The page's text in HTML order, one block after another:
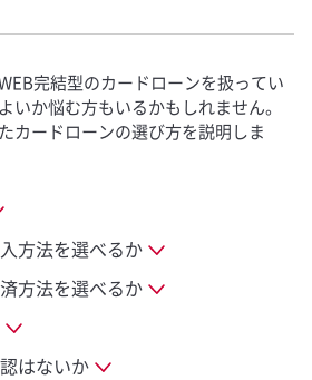
完結型のカードローンを扱ってい
いか悩む方もいるかもしれません。
カードローンの選び方を説明しま
方法を選べるか
方法を選べるか
はないか